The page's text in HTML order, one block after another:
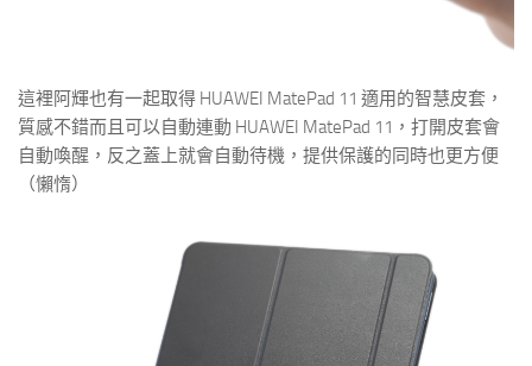
這裡阿輝也有一起取得 HUAWEI MatePad 11 適用的智慧皮套，
質感不錯而且可以自動連動 HUAWEI MatePad 11，打開皮套會
自動喚醒，反之蓋上就會自動待機，提供保護的同時也更方便
（懶惰）